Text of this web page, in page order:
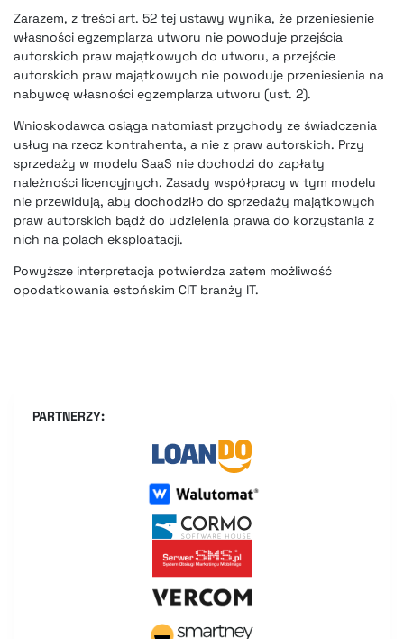
Zarazem, z treści art. 52 tej ustawy wynika, że przeniesienie
własności egzemplarza utworu nie powoduje przejścia
autorskich praw majątkowych do utworu, a przejście
autorskich praw majątkowych nie powoduje przeniesienia na
nabywcę własności egzemplarza utworu (ust. 2).
Wnioskodawca osiąga natomiast przychody ze świadczenia
usług na rzecz kontrahenta, a nie z praw autorskich. Przy
sprzedaży w modelu SaaS nie dochodzi do zapłaty
należności licencyjnych. Zasady współpracy w tym modelu
nie przewidują, aby dochodziło do sprzedaży majątkowych
praw autorskich bądź do udzielenia prawa do korzystania z
nich na polach eksploatacji.
Powyższe interpretacja potwierdza zatem możliwość
opodatkowania estońskim CIT branży IT.
PARTNERZY: